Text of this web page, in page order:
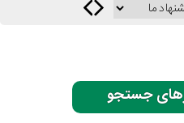
جستجو